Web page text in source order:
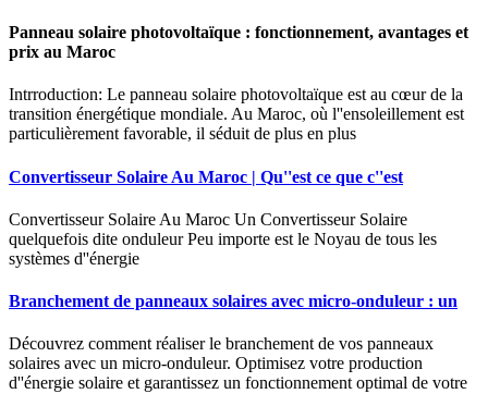
Panneau solaire photovoltaïque : fonctionnement, avantages et
prix au Maroc
Intrroduction: Le panneau solaire photovoltaïque est au cœur de la
transition énergétique mondiale. Au Maroc, où l''ensoleillement est
particulièrement favorable, il séduit de plus en plus
Convertisseur Solaire Au Maroc | Qu''est ce que c''est
Convertisseur Solaire Au Maroc Un Convertisseur Solaire
quelquefois dite onduleur Peu importe est le Noyau de tous les
systèmes d''énergie
Branchement de panneaux solaires avec micro-onduleur : un
Découvrez comment réaliser le branchement de vos panneaux
solaires avec un micro-onduleur. Optimisez votre production
d''énergie solaire et garantissez un fonctionnement optimal de votre